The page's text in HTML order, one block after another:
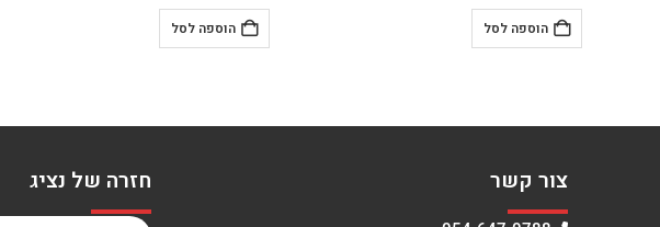
הוספה לסל הוספה לסל
צור קשר חזרה של נציג